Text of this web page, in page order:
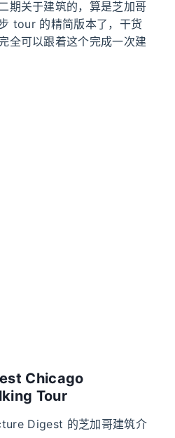
期关于建筑的，算是芝加哥
tour 的精简版本了，干货
全可以跟着这个完成一次建
Chicago
Tour
Digest 的芝加哥建筑介